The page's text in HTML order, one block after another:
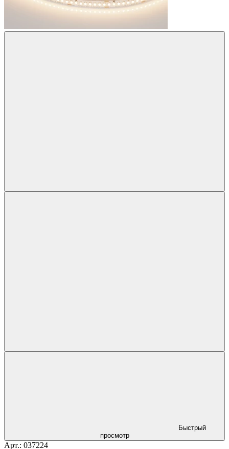
Быстрый
просмотр
Арт.: 037224